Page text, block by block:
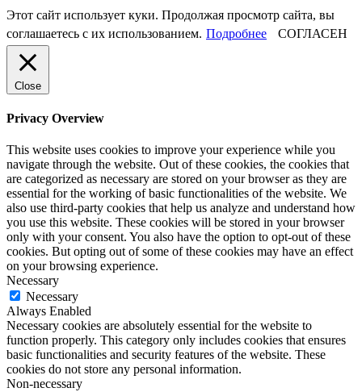
Этот сайт использует куки. Продолжая просмотр сайта, вы
соглашаетесь с их использованием. Подробнее СОГЛАСЕН
Close
Privacy Overview
This website uses cookies to improve your experience while you
navigate through the website. Out of these cookies, the cookies that
are categorized as necessary are stored on your browser as they are
essential for the working of basic functionalities of the website. We
also use third-party cookies that help us analyze and understand how
you use this website. These cookies will be stored in your browser
only with your consent. You also have the option to opt-out of these
cookies. But opting out of some of these cookies may have an effect
on your browsing experience.
Necessary
Necessary
Always Enabled
Necessary cookies are absolutely essential for the website to
function properly. This category only includes cookies that ensures
basic functionalities and security features of the website. These
cookies do not store any personal information.
Non-necessary